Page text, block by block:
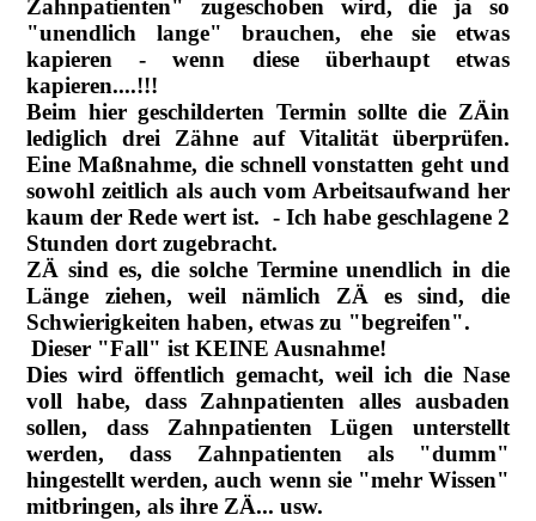
Zahnpatienten" zugeschoben wird, die ja so
"unendlich lange" brauchen, ehe sie etwas
kapieren - wenn diese überhaupt etwas
kapieren....!!!
Beim hier geschilderten Termin sollte die ZÄin
lediglich drei Zähne auf Vitalität überprüfen.
Eine Maßnahme, die schnell vonstatten geht und
sowohl zeitlich als auch vom Arbeitsaufwand her
kaum der Rede wert ist. - Ich habe geschlagene 2
Stunden dort zugebracht.
ZÄ sind es, die solche Termine unendlich in die
Länge ziehen, weil nämlich ZÄ es sind, die
Schwierigkeiten haben, etwas zu "begreifen".
Dieser "Fall" ist KEINE Ausnahme!
Dies wird öffentlich gemacht, weil ich die Nase
voll habe, dass Zahnpatienten alles ausbaden
sollen, dass Zahnpatienten Lügen unterstellt
werden, dass Zahnpatienten als "dumm"
hingestellt werden, auch wenn sie "mehr Wissen"
mitbringen, als ihre ZÄ... usw.